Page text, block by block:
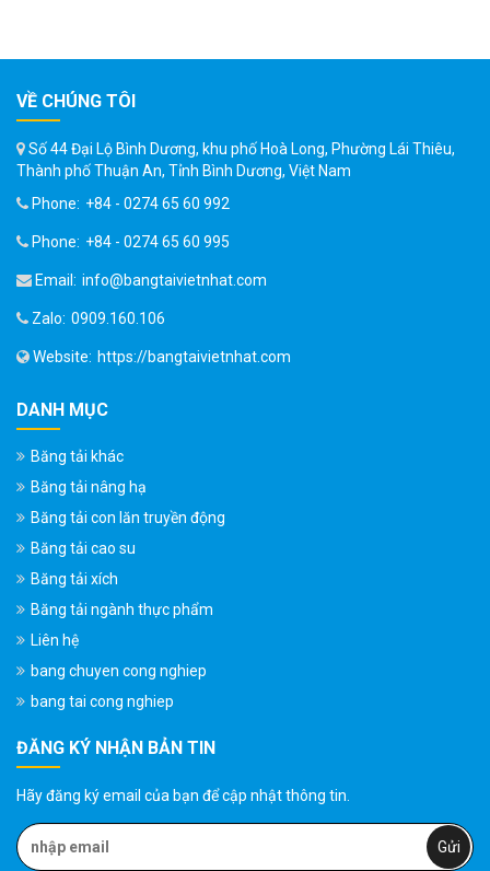
VỀ CHÚNG TÔI
Số 44 Đại Lộ Bình Dương, khu phố Hoà Long, Phường Lái Thiêu,
Thành phố Thuận An, Tỉnh Bình Dương, Việt Nam
Phone: +84 - 0274 65 60 992
Phone: +84 - 0274 65 60 995
Email: info@bangtaivietnhat.com
Zalo: 0909.160.106
Website: https://bangtaivietnhat.com
DANH MỤC
Băng tải khác
Băng tải nâng hạ
Băng tải con lăn truyền động
Băng tải cao su
Băng tải xích
Băng tải ngành thực phẩm
Liên hệ
bang chuyen cong nghiep
bang tai cong nghiep
ĐĂNG KÝ NHẬN BẢN TIN
Hãy đăng ký email của bạn để cập nhật thông tin.